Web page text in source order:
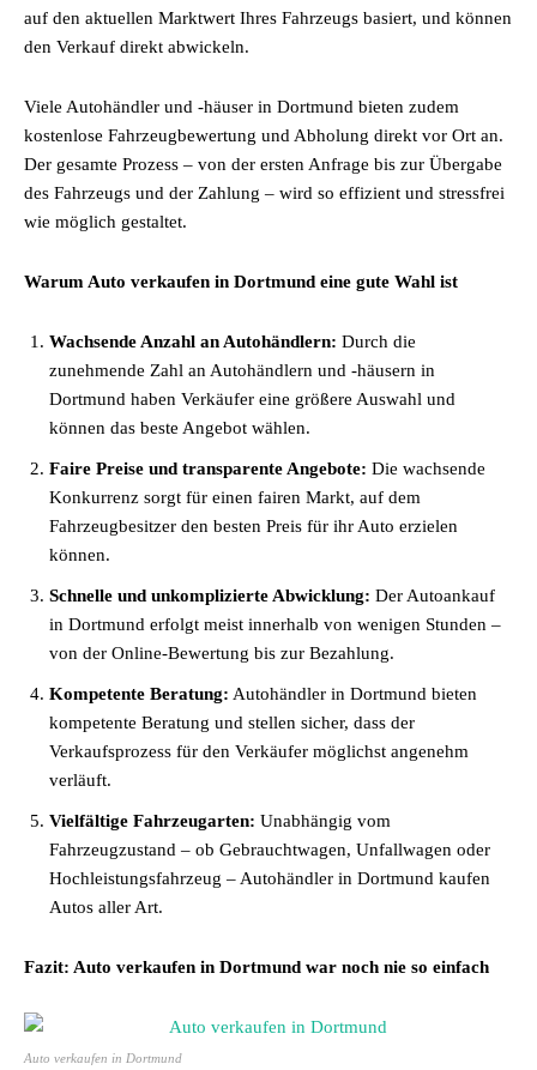
auf den aktuellen Marktwert Ihres Fahrzeugs basiert, und können
den Verkauf direkt abwickeln.
Viele Autohändler und -häuser in Dortmund bieten zudem
kostenlose Fahrzeugbewertung und Abholung direkt vor Ort an.
Der gesamte Prozess – von der ersten Anfrage bis zur Übergabe
des Fahrzeugs und der Zahlung – wird so effizient und stressfrei
wie möglich gestaltet.
Warum Auto verkaufen in Dortmund eine gute Wahl ist
Wachsende Anzahl an Autohändlern: Durch die
zunehmende Zahl an Autohändlern und -häusern in
Dortmund haben Verkäufer eine größere Auswahl und
können das beste Angebot wählen.
Faire Preise und transparente Angebote: Die wachsende
Konkurrenz sorgt für einen fairen Markt, auf dem
Fahrzeugbesitzer den besten Preis für ihr Auto erzielen
können.
Schnelle und unkomplizierte Abwicklung: Der Autoankauf
in Dortmund erfolgt meist innerhalb von wenigen Stunden –
von der Online-Bewertung bis zur Bezahlung.
Kompetente Beratung: Autohändler in Dortmund bieten
kompetente Beratung und stellen sicher, dass der
Verkaufsprozess für den Verkäufer möglichst angenehm
verläuft.
Vielfältige Fahrzeugarten: Unabhängig vom
Fahrzeugzustand – ob Gebrauchtwagen, Unfallwagen oder
Hochleistungsfahrzeug – Autohändler in Dortmund kaufen
Autos aller Art.
Fazit: Auto verkaufen in Dortmund war noch nie so einfach
Auto verkaufen in Dortmund